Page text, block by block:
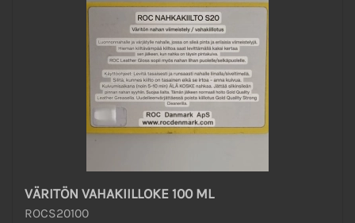
VÄRITÖN VAHAKIILLOKE 100 ML
ROCS20100